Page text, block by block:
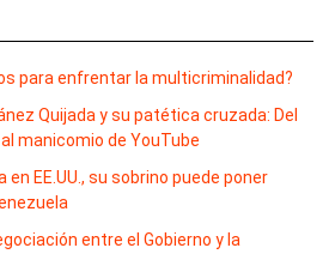
para enfrentar la multicriminalidad?
Quijada y su patética cruzada: Del
manicomio de YouTube
en EE.UU., su sobrino puede poner
entre el Gobierno y la